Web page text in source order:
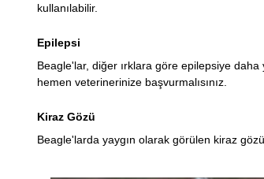
kullanılabilir.
Epilepsi
Beagle'lar, diğer ırklara göre epilepsiye daha
hemen veterinerinize başvurmalısınız.
Kiraz Gözü
Beagle'larda yaygın olarak görülen kiraz